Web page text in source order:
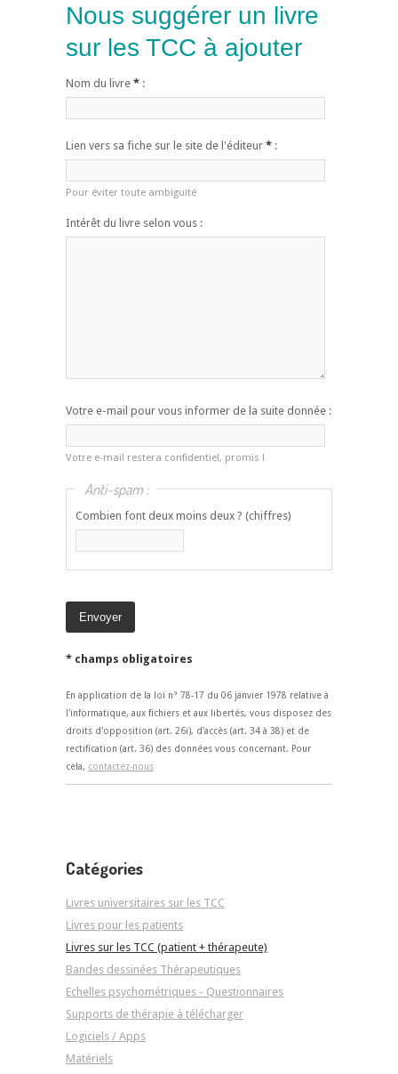
Nous suggérer un livre
sur les TCC à ajouter
Nom du livre * :
Lien vers sa fiche sur le site de l'éditeur * :
Pour éviter toute ambiguïté
Intérêt du livre selon vous :
Votre e-mail pour vous informer de la suite donnée :
Votre e-mail restera confidentiel, promis !
Anti-spam :
Combien font deux moins deux ? (chiffres)
* champs obligatoires
En application de la loi n° 78-17 du 06 janvier 1978 relative à
l'informatique, aux fichiers et aux libertés, vous disposez des
droits d'opposition (art. 26i), d'accès (art. 34 à 38) et de
rectification (art. 36) des données vous concernant. Pour
cela, contactez-nous
Catégories
Livres universitaires sur les TCC
Livres pour les patients
Livres sur les TCC (patient + thérapeute)
Bandes dessinées Thérapeutiques
Echelles psychométriques - Questionnaires
Supports de thérapie à télécharger
Logiciels / Apps
Matériels